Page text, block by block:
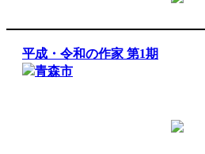
平成・令和の作家 第1期
青森市